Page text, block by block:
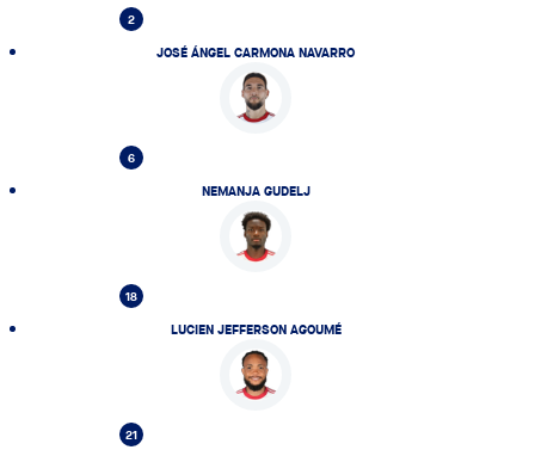
2
JOSÉ ÁNGEL CARMONA NAVARRO
6
NEMANJA GUDELJ
18
LUCIEN JEFFERSON AGOUMÉ
21